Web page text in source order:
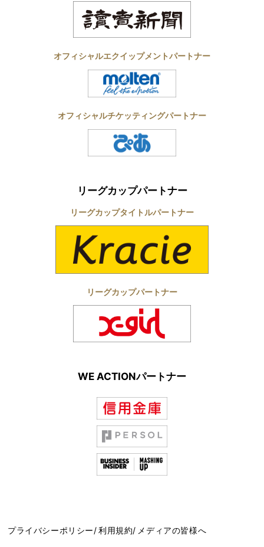
オフィシャルエクイップメントパートナー
オフィシャルチケッティングパートナー
リーグカップパートナー
リーグカップタイトルパートナー
リーグカップパートナー
WE ACTIONパートナー
プライバシーポリシー 利用規約 メディアの皆様へ